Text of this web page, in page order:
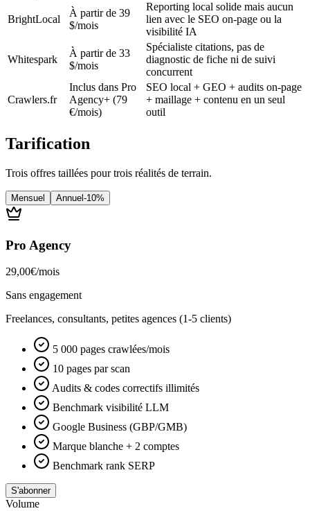
BrightLocal
À partir de 39
$/mois
Reporting local solide mais aucun
lien avec le SEO on-page ou la
visibilité IA
Whitespark
À partir de 33
$/mois
Spécialiste citations, pas de
diagnostic de fiche ni de suivi
concurrent
Crawlers.fr
Inclus dans Pro
Agency+ (79
€/mois)
SEO local + GEO + audits on-page
+ maillage + contenu en un seul
outil
Tarification
Trois offres taillées pour trois réalités de terrain.
Mensuel Annuel -10%
Pro Agency
29,00€/mois
Sans engagement
Freelances, consultants, petites agences (1-5 clients)
5 000 pages crawlées/mois
10 pages par scan
Audits & codes correctifs illimités
Benchmark visibilité LLM
Google Business (GBP/GMB)
Marque blanche + 2 comptes
Benchmark rank SERP
S'abonner
Volume